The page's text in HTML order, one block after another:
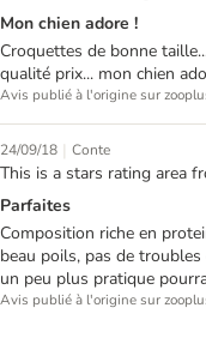
Mon chien adore !
Croquettes de bonne
qualité prix... mon chien
Avis publié à l'origine sur
24/09/18 | Conte
This is a stars rating area
Parfaites
Composition riche en
beau poils, pas de
un peu plus pratique
Avis publié à l'origine sur